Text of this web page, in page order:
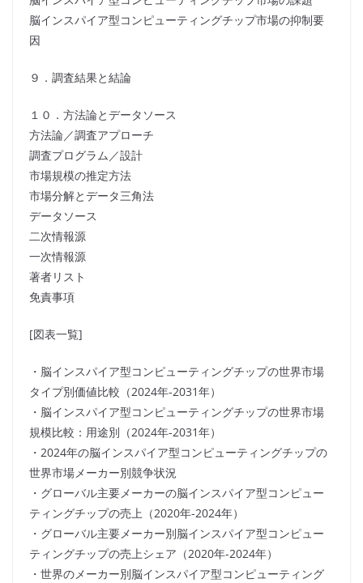
脳インスパイア型コンピューティングチップ市場の抑制要
因
９．調査結果と結論
１０．方法論とデータソース
方法論／調査アプローチ
調査プログラム／設計
市場規模の推定方法
市場分解とデータ三角法
データソース
二次情報源
一次情報源
著者リスト
免責事項
[図表一覧]
・脳インスパイア型コンピューティングチップの世界市場
タイプ別価値比較（2024年-2031年）
・脳インスパイア型コンピューティングチップの世界市場
規模比較：用途別（2024年-2031年）
・2024年の脳インスパイア型コンピューティングチップの
世界市場メーカー別競争状況
・グローバル主要メーカーの脳インスパイア型コンピュー
ティングチップの売上（2020年-2024年）
・グローバル主要メーカー別脳インスパイア型コンピュー
ティングチップの売上シェア（2020年-2024年）
・世界のメーカー別脳インスパイア型コンピューティング